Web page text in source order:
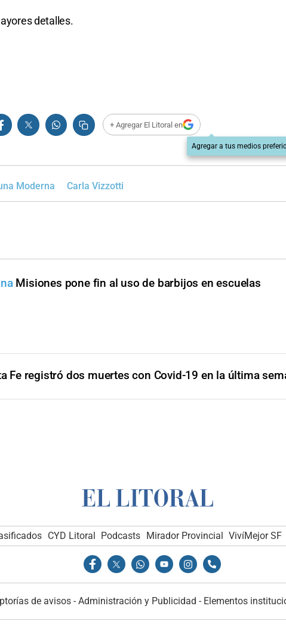
detalles.
+ Agregar El Litoral en
Agregar a tus medios
Moderna Carla Vizzotti
Misiones pone fin al uso de barbijos en escuelas
Fe registró dos muertes con Covid-19 en la última
CYD Litoral Podcasts Mirador Provincial VivíMejor SF
de avisos- Administración y Publicidad - Elementos